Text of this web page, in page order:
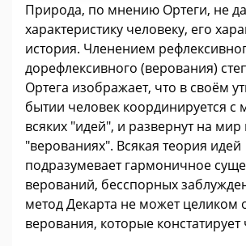
Природа, по мнению Ортеги, не
характеристику человеку, его
история. Членением
дорефлексивного (верования)
Ортега изображает, что в своём
бытии человек координируется с
всяких "идей", и развернут на мир
"верованиях". Всякая теория идей
подразумевает гармоничное
верований, бесспорных
метод Декарта не может целиком
верования, которые констатирует